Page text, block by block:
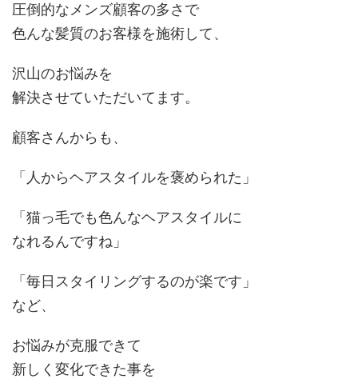
圧倒的なメンズ顧客の多さで
色んな髪質のお客様を施術して、
沢山のお悩みを
解決させていただいてます。
顧客さんからも、
「人からヘアスタイルを褒められた」
「猫っ毛でも色んなヘアスタイルに
なれるんですね」
「毎日スタイリングするのが楽です」
など、
お悩みが克服できて
新しく変化できた事を